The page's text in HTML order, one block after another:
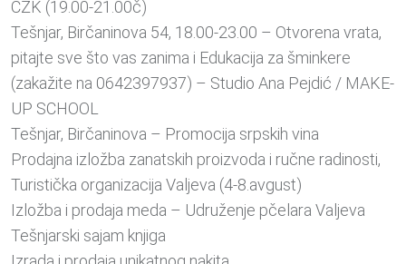
CZK (19.00-21.00č)
Tešnjar, Birčaninova 54, 18.00-23.00 – Otvorena vrata,
pitajte sve što vas zanima i Edukacija za šminkere
(zakažite na 0642397937) – Studio Ana Pejdić / MAKE-
UP SCHOOL
Tešnjar, Birčaninova – Promocija srpskih vina
Prodajna izložba zanatskih proizvoda i ručne radinosti,
Turistička organizacija Valjeva (4-8.avgust)
Izložba i prodaja meda – Udruženje pčelara Valjeva
Tešnjarski sajam knjiga